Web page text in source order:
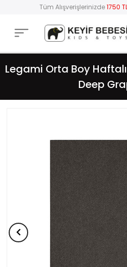
Tüm Alışverişlerinizde1750
Legami Orta Boy
Deep